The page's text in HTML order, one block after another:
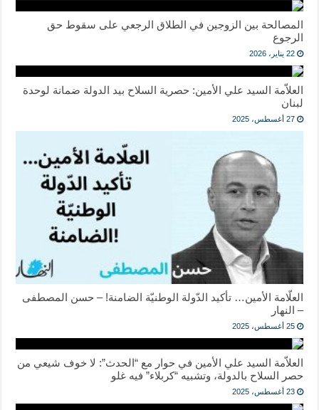
المصالحة بين الزوجين في الطلاق الرجعي على سقوط حق
الرجوع
22 يناير، 2026
العلاّمة السيد علي الأمين: حصرية السلاح بيد الدولة ضمانة لوحدة
لبنان
27 أغسطس، 2025
العلّامة الأمين… تأكيد الدّولة الوطنيّة الضامنة! – حسن المصطفى
– النهار
25 أغسطس، 2025
العلاّمة السيد علي الأمين في حوار مع “الحدث”: لا خوف شيعي من
حصر السلاح بالدولة، وتشبيه “كربلاء” فيه غلو
23 أغسطس، 2025